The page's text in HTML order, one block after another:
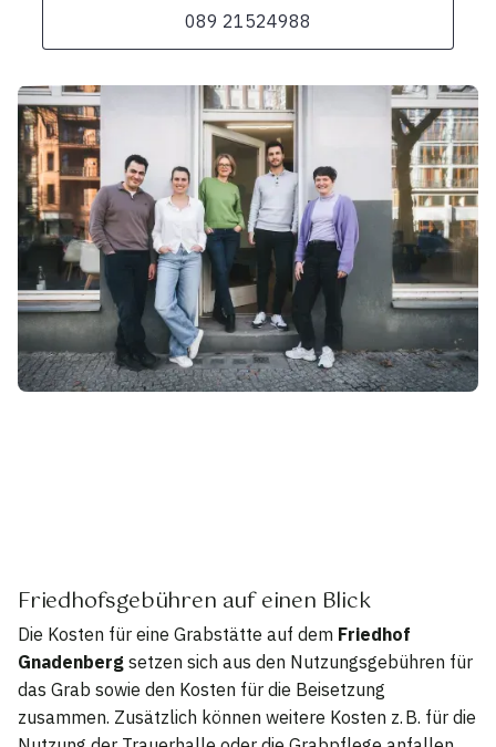
089 21524988
Friedhofsgebühren auf einen Blick
Die Kosten für eine Grabstätte auf dem Friedhof
Gnadenberg setzen sich aus den Nutzungsgebühren für
das Grab sowie den Kosten für die Beisetzung
zusammen. Zusätzlich können weitere Kosten z. B. für die